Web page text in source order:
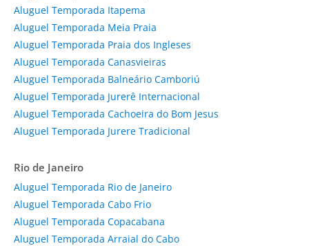
Aluguel Temporada Itapema
Aluguel Temporada Meia Praia
Aluguel Temporada Praia dos Ingleses
Aluguel Temporada Canasvieiras
Aluguel Temporada Balneário Camboriú
Aluguel Temporada Jurerê Internacional
Aluguel Temporada Cachoeira do Bom Jesus
Aluguel Temporada Jurere Tradicional
Rio de Janeiro
Aluguel Temporada Rio de Janeiro
Aluguel Temporada Cabo Frio
Aluguel Temporada Copacabana
Aluguel Temporada Arraial do Cabo